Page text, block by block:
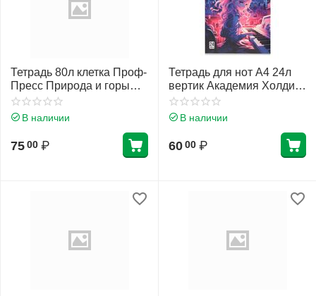
Тетрадь 80л клетка Проф-
Пресс Природа и горы
80-8422 ассорти 4 вида
В наличии
75 00 ₽
Тетрадь для нот А4 24л
вертик Академия Холдинг
Аниме
В наличии
60 00 ₽